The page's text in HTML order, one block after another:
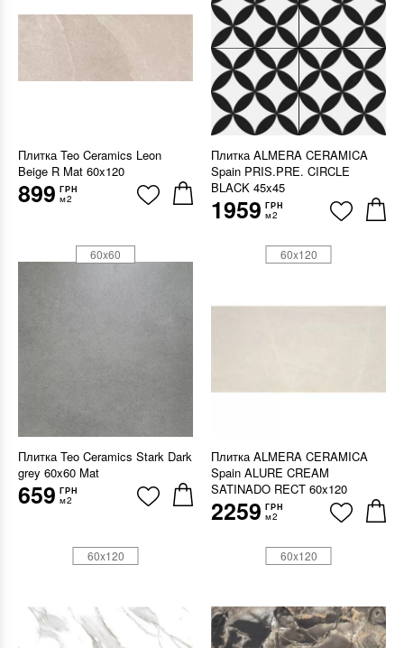
Плитка Teo Ceramics Leon
Beige R Mat 60x120
899 ГРН
м2
Плитка ALMERA CERAMICA
Spain PRIS.PRE. CIRCLE
BLACK 45x45
1959 ГРН
м2
Плитка Teo Ceramics Stark Dark
grey 60x60 Mat
659 ГРН
м2
60x60
Плитка ALMERA CERAMICA
Spain ALURE CREAM
SATINADO RECT 60x120
2259 ГРН
м2
60x120
60x120 60x120